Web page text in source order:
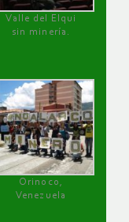
Valle del Elqui
sin minería.
Orinoco,
Venezuela